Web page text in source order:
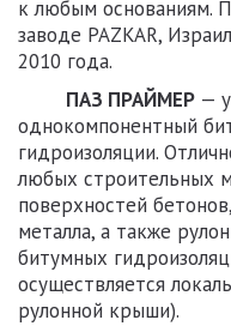
к любым основаниям.
заводе PAZKAR,
2010 года.
ПАЗ ПРАЙМЕР —
однокомпонентный
гидроизоляции.
любых строительных
поверхностей
металла, а также
битумных
осуществляется
рулонной крыши).